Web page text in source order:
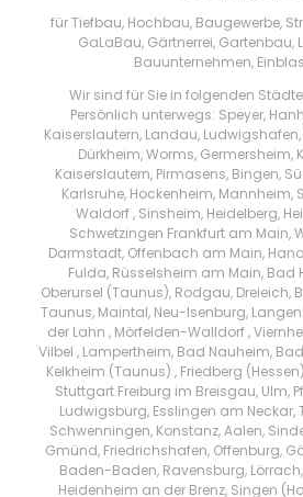
für Tiefbau, Hochbau, Baugewerbe,
GaLaBau, Gärtnerrei,
Bauunternehmen,
Wir sind für Sie in folgenden
Persönlich unterwegs: Speyer,
Kaiserslautern, Landau,
Dürkheim, Worms, Germersheim,
Kaiserslautern, Pirmasens, Bingen,
Karlsruhe, Hockenheim, Mannheim,
Waldorf , Sinsheim, Heidelberg,
Schwetzingen Frankfurt am Main,
Darmstadt, Offenbach am Main,
Fulda, Rüsselsheim am Main, Bad
Oberursel (Taunus), Rodgau, Dreieich,
Taunus, Maintal, Neu-Isenburg,
der Lahn , Mörfelden-Walldorf ,
Vilbel , Lampertheim, Bad Nauheim,
Kelkheim (Taunus) , Friedberg
Stuttgart Freiburg im Breisgau, Ulm,
Ludwigsburg, Esslingen am Neckar,
Schwenningen, Konstanz, Aalen,
Gmünd, Friedrichshafen, Offenburg,
Baden-Baden, Ravensburg,
Heidenheim an der Brenz, Singen